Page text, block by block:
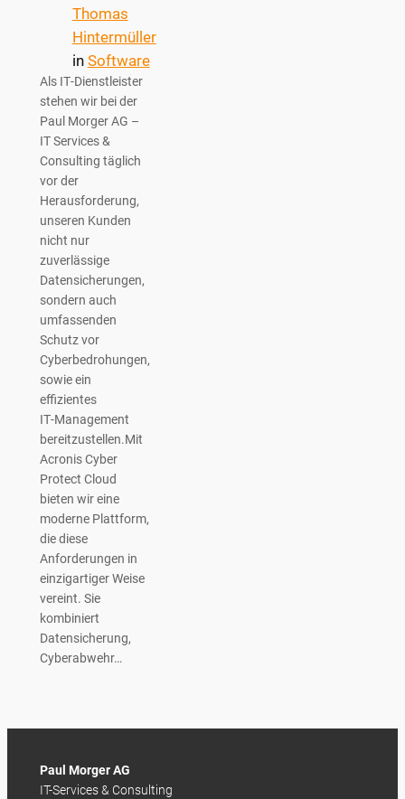
Thomas
Hintermüller
in Software
Als IT‑Dienstleister
stehen wir bei der
Paul Morger AG –
IT Services &
Consulting täglich
vor der
Herausforderung,
unseren Kunden
nicht nur
zuverlässige
Datensicherungen,
sondern auch
umfassenden
Schutz vor
Cyberbedrohungen,
sowie ein
effizientes
IT‑Management
bereitzustellen.Mit
Acronis Cyber
Protect Cloud
bieten wir eine
moderne Plattform,
die diese
Anforderungen in
einzigartiger Weise
vereint. Sie
kombiniert
Datensicherung,
Cyberabwehr…
Paul Morger AG
IT-Services & Consulting